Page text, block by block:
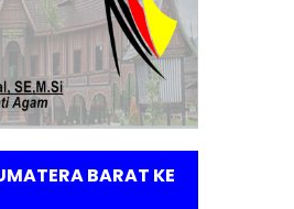
BARAT KE